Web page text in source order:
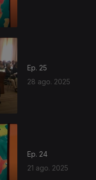
Ep. 25
28 ago. 2025
Ep. 24
21 ago. 2025